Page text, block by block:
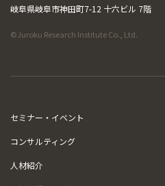
岐阜県岐阜市神田町7-12 十六ビル 7階
©Juroku Research Institute Co., Ltd.
セミナー・イベント
コンサルティング
人材紹介